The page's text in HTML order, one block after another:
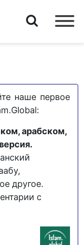
наше первое
арабском,
другое.
с